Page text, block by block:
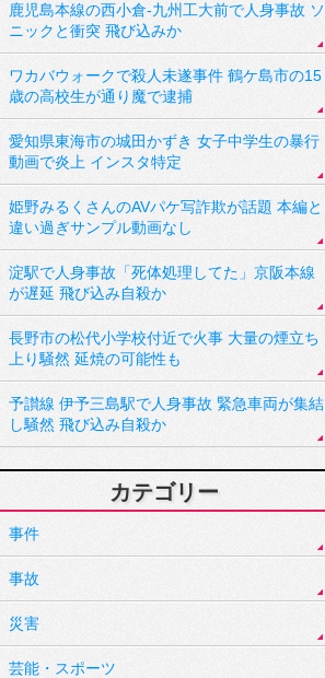
鹿児島本線の西小倉-九州工大前で人身事故 ソ
ニックと衝突 飛び込みか
ワカバウォークで殺人未遂事件 鶴ケ島市の15
歳の高校生が通り魔で逮捕
愛知県東海市の城田かずき 女子中学生の暴行
動画で炎上 インスタ特定
姫野みるくさんのAVパケ写詐欺が話題 本編と
違い過ぎサンプル動画なし
淀駅で人身事故「死体処理してた」京阪本線
が遅延 飛び込み自殺か
長野市の松代小学校付近で火事 大量の煙立ち
上り騒然 延焼の可能性も
予讃線 伊予三島駅で人身事故 緊急車両が集結
し騒然 飛び込み自殺か
カテゴリー
事件
事故
災害
芸能・スポーツ